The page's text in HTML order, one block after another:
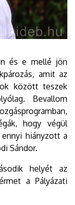
és e mellé jön
amit az
között teszek
Bevallom
hogy végül
hiányzott a
Sándor.
helyét az
a Pályázati